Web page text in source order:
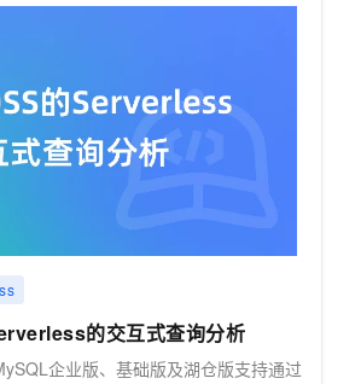
的交互式查询分析
企业版、基础版及湖仓版支持通过